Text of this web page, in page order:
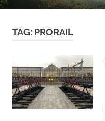
TAG: PRORAIL